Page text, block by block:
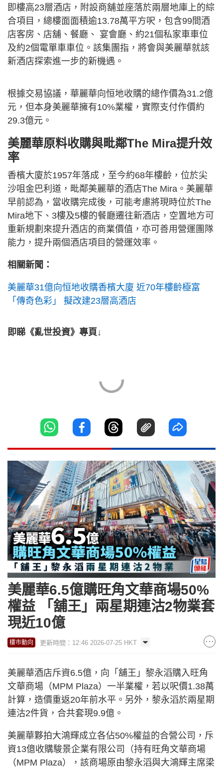
即樓高23層酒店，附設商舖並座落於兩層地庫上的綜
合項目，總樓面面積逾13.78萬平方呎，包含99間酒
店客房、店舖、餐廳、 宴會廳、約21個私家車車位
及約2個電單車車位。該集團指，將會與美麗華就該
新酒店探索進一步的新機遇。
根據交易協議，華麗華向恒地收購的總作價為31.2億
元，但本身美麗華擁有10%業權，實際支付作價約
29.3億元。
美麗華原料收購與毗鄰The Mira提升效
率
香檳大廈於1957年落成，至今約68年樓齡，位於尖
沙咀金巴利道，毗鄰美麗華的酒店The Mira。美麗華
早前認為，當收購完成後，可能考慮將現時位於The
Mira地下、3樓及5樓的餐廳遷往新酒店，空置地方可
重新規劃來提升酒店的商業價值，亦可善用營運團隊
能力，提升兩個酒店項目的營運效率。
相關新聞：
美麗華31億向恒地收購香檳大廈 近70年樓齡極富
「傳奇色彩」 擬改建23層高酒店
即睇《亂世投資》專頁↓
美麗華6.5億購旺角文華商場50%
權益 「舖王」兩星期連沽2物業套
現近10億
樓市動向 更新時間：12:46 2026-07-25 HKT
美麗華酒店斥資6.5億，向「舖王」黎永滔購入旺角
文華商場（MPM Plaza）一半業權，若以呎價1.38萬
計算，造價重返20年前水平。另外，黎永滔於兩星期
連沽2件貨，合共套現9.9億。
美麗華夥拍大鴻輝成立各佔50%權益的合營公司，斥
資13億收購駿景企業有限公司（持有旺角文華商場
（MPM Plaza），該商場原由黎永滔與大鴻輝主席梁